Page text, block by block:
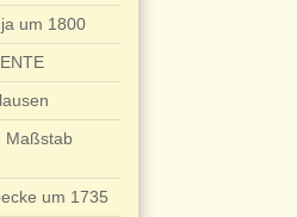
um 1800
Maßstab
um 1735